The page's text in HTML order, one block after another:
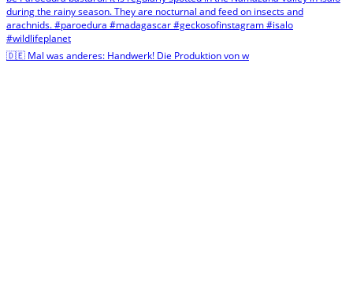
🇩🇪 Mal was anderes: Handwerk! Die Produktion von w